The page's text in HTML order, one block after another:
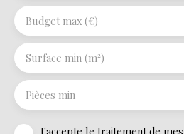
Budget max (€)
Surface min (m²)
Pièces min
J'accepte le traitement de